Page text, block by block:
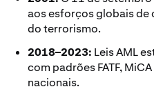
aos esforços globais
do terrorismo.
2018–2023: Leis AML
com padrões FATF,
nacionais.